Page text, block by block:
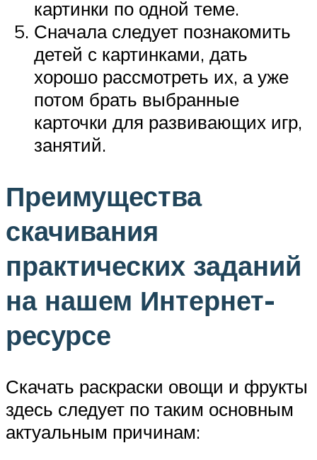
картинки по одной теме.
Сначала следует познакомить
детей с картинками, дать
хорошо рассмотреть их, а уже
потом брать выбранные
карточки для развивающих игр,
занятий.
Преимущества
скачивания
практических заданий
на нашем Интернет-
ресурсе
Скачать раскраски овощи и фрукты
здесь следует по таким основным
актуальным причинам: